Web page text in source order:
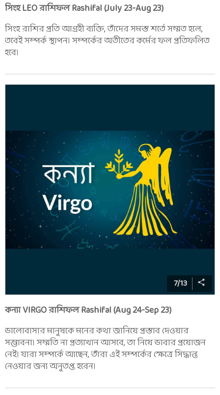
সিংহ LEO রাশিফল Rashifal (July 23-Aug 23)
সিংহ রাশির প্রতি আগ্রহী ব্যক্তি, তাঁদের সমস্ত শর্তে সম্মত হলে,
তবেই সম্পর্ক স্থাপন। সম্পর্কের অতীতের কর্মের ফল প্রতিফলিত
হবে।
7/13
কন্যা VIRGO রাশিফল Rashifal (Aug 24-Sep 23)
ভালোবাসার মানুষকে মনের কথা জানিয়ে প্রস্তাব দেওয়ার
সম্ভাবনা। সম্মতি না প্রত্যাখান আসবে, তা নিয়ে ভাবার প্রয়োজন
নেই। যারা সম্পর্কে আছেন, তাঁরা এই সম্পর্কের ক্ষেত্রে সিদ্ধান্ত
নেওয়ার জন্য অনুতপ্ত হবেন।